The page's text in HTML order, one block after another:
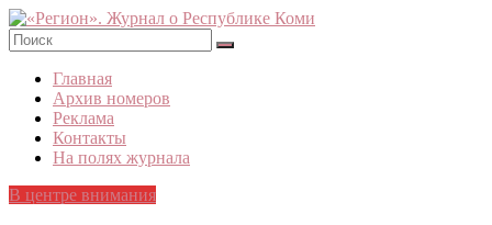
Skip
to
content
«Регион».
Журнал
Республике
Коми
Главная
Архив номеров
Реклама
Контакты
На полях журнала
В центре внимания